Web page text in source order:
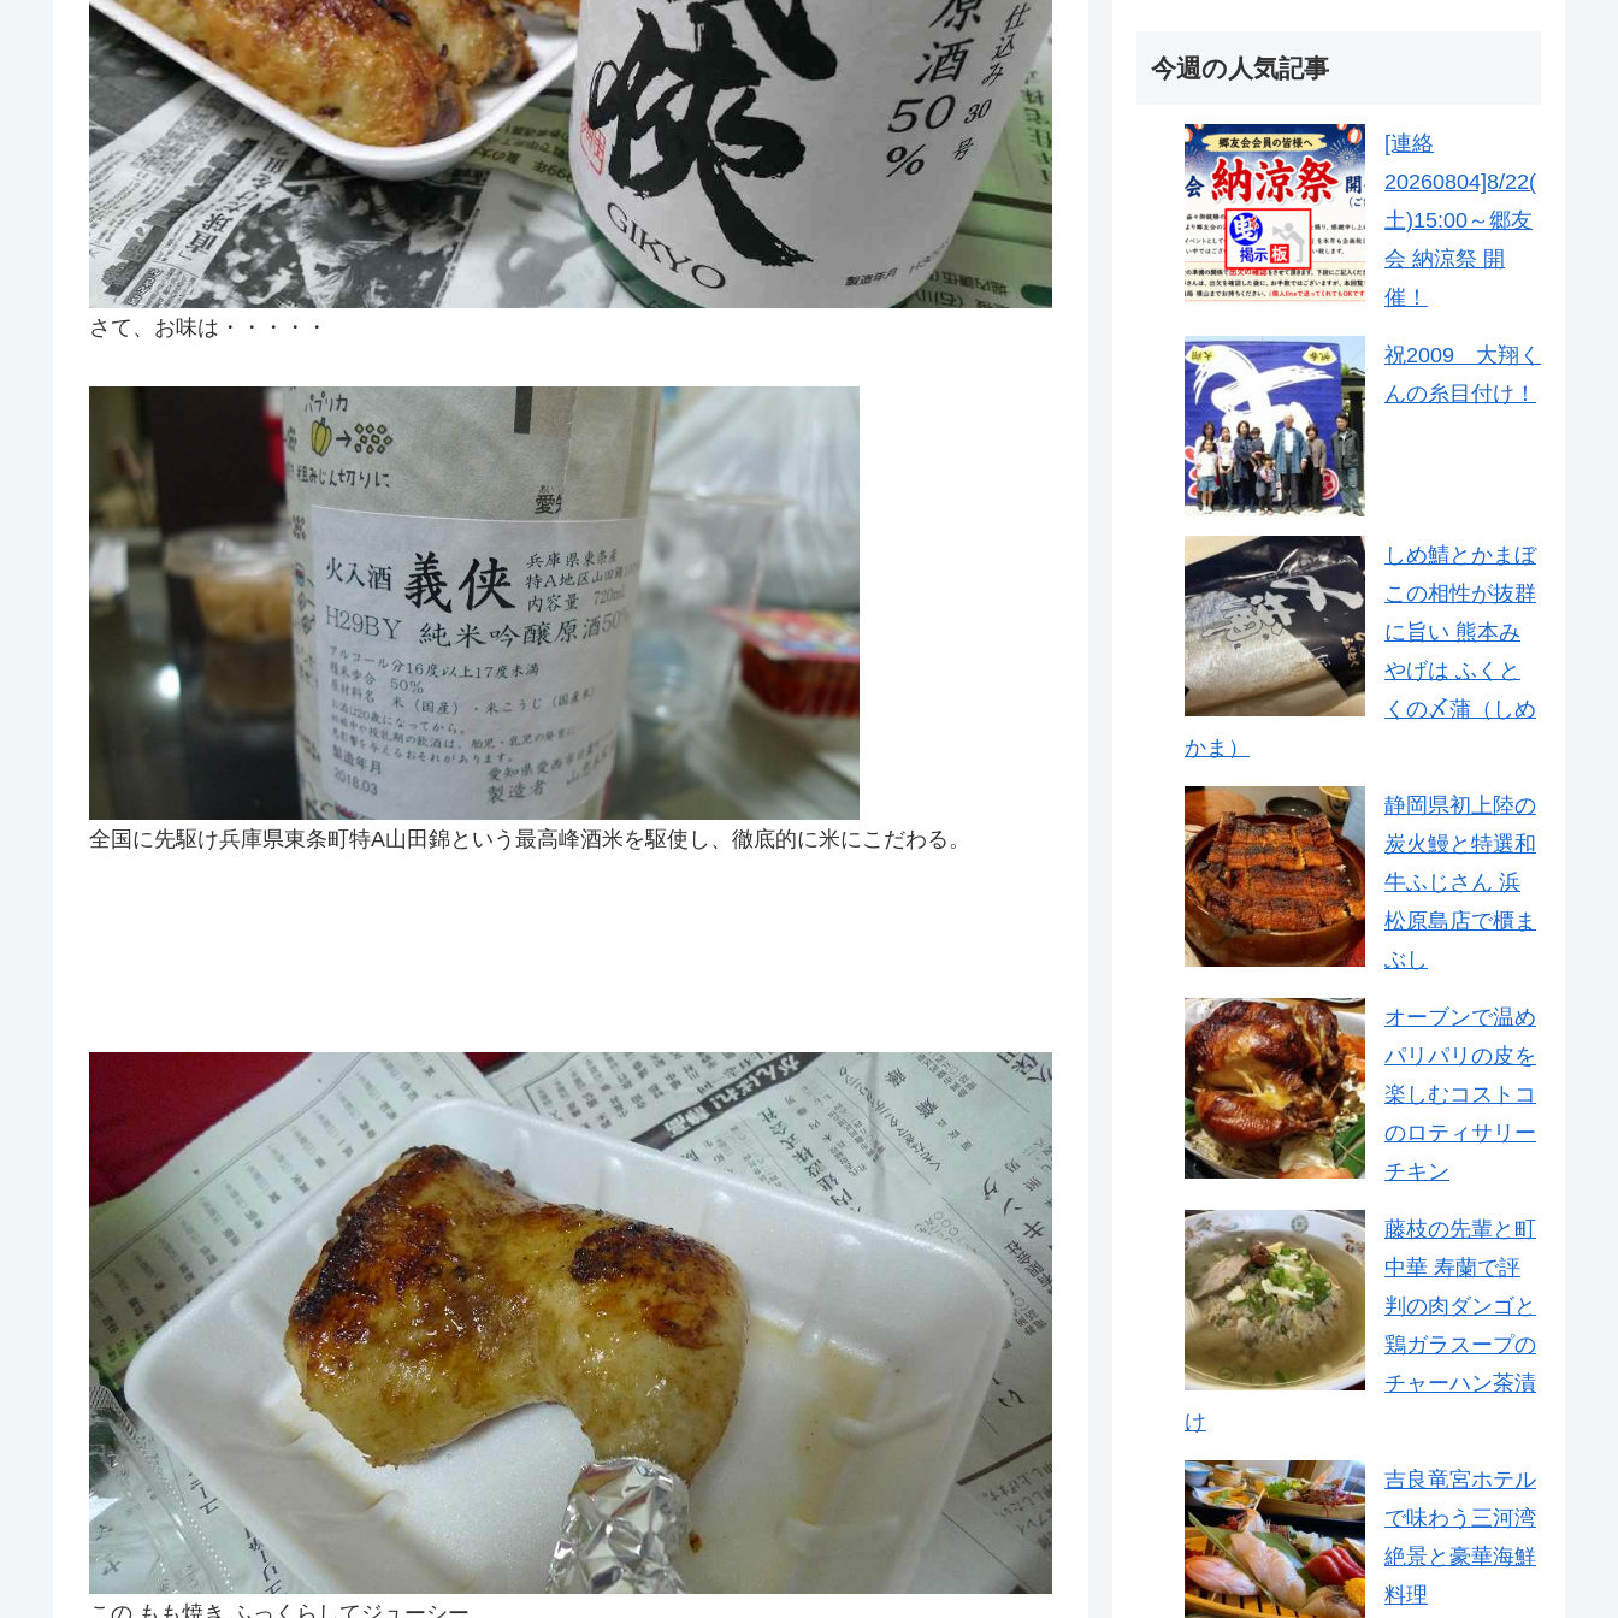
さて、お味は・・・・・
全国に先駆け兵庫県東条町特A山田錦という最高峰酒米を駆使し、徹底的に米にこだわる。
この もも焼き ふっくらしてジューシー
今週の人気記事
[連絡
20260804]8/22(
土)15:00～郷友
会 納涼祭 開
催！
祝2009 大翔く
んの糸目付け！
しめ鯖とかまぼ
この相性が抜群
に旨い 熊本み
やげは ふくと
くの〆蒲（しめ
かま）
静岡県初上陸の
炭火鰻と特選和
牛ふじさん 浜
松原島店で櫃ま
ぶし
オーブンで温め
パリパリの皮を
楽しむコストコ
のロティサリー
チキン
藤枝の先輩と町
中華 寿蘭で評
判の肉ダンゴと
鶏ガラスープの
チャーハン茶漬
け
吉良竜宮ホテル
で味わう三河湾
絶景と豪華海鮮
料理